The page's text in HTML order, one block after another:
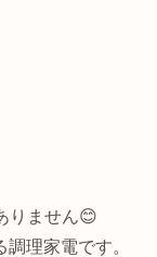
りません😊
理家電です。